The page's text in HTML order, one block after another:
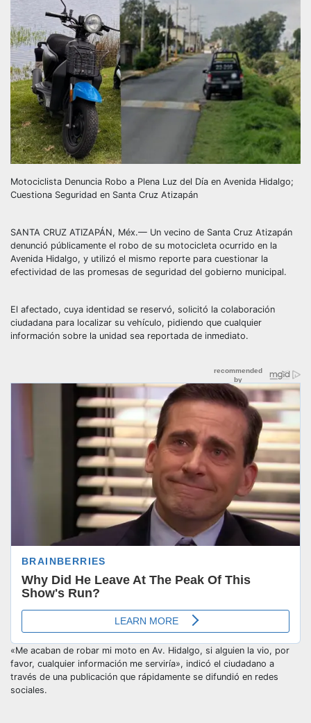
Motociclista Denuncia Robo a Plena Luz del Día en Avenida Hidalgo;
Cuestiona Seguridad en Santa Cruz Atizapán
SANTA CRUZ ATIZAPÁN, Méx.— Un vecino de Santa Cruz Atizapán
denunció públicamente el robo de su motocicleta ocurrido en la
Avenida Hidalgo, y utilizó el mismo reporte para cuestionar la
efectividad de las promesas de seguridad del gobierno municipal.
El afectado, cuya identidad se reservó, solicitó la colaboración
ciudadana para localizar su vehículo, pidiendo que cualquier
información sobre la unidad sea reportada de inmediato.
«Me acaban de robar mi moto en Av. Hidalgo, si alguien la vio, por
favor, cualquier información me serviría», indicó el ciudadano a
través de una publicación que rápidamente se difundió en redes
sociales.